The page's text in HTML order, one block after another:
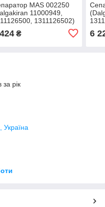
MAS 002250
11000949,
1311126502)
₴ 6
за рік
Україна